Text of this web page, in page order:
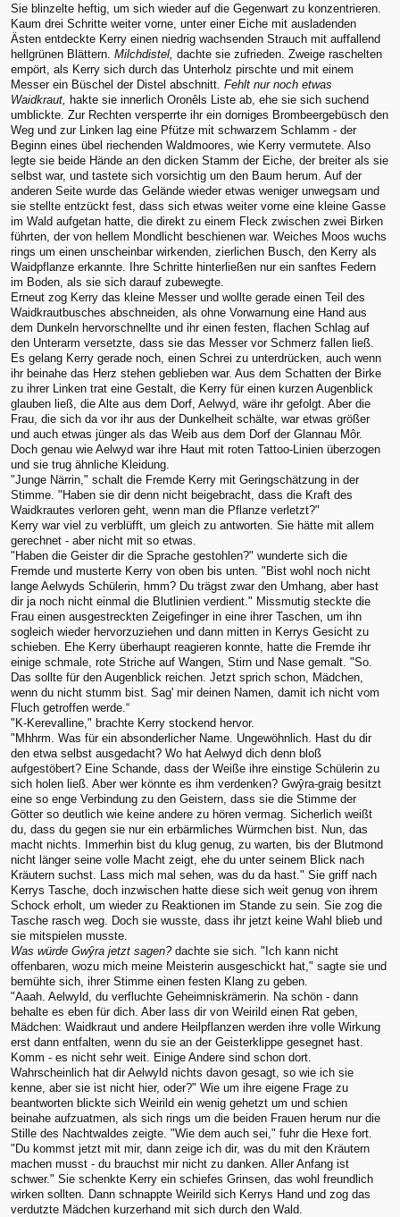
Sie blinzelte heftig, um sich wieder auf die Gegenwart zu konzentrieren.
Kaum drei Schritte weiter vorne, unter einer Eiche mit ausladenden
Ästen entdeckte Kerry einen niedrig wachsenden Strauch mit auffallend
hellgrünen Blättern. Milchdistel, dachte sie zufrieden. Zweige raschelten
empört, als Kerry sich durch das Unterholz pirschte und mit einem
Messer ein Büschel der Distel abschnitt. Fehlt nur noch etwas
Waidkraut, hakte sie innerlich Oronêls Liste ab, ehe sie sich suchend
umblickte. Zur Rechten versperrte ihr ein dorniges Brombeergebüsch den
Weg und zur Linken lag eine Pfütze mit schwarzem Schlamm - der
Beginn eines übel riechenden Waldmoores, wie Kerry vermutete. Also
legte sie beide Hände an den dicken Stamm der Eiche, der breiter als sie
selbst war, und tastete sich vorsichtig um den Baum herum. Auf der
anderen Seite wurde das Gelände wieder etwas weniger unwegsam und
sie stellte entzückt fest, dass sich etwas weiter vorne eine kleine Gasse
im Wald aufgetan hatte, die direkt zu einem Fleck zwischen zwei Birken
führten, der von hellem Mondlicht beschienen war. Weiches Moos wuchs
rings um einen unscheinbar wirkenden, zierlichen Busch, den Kerry als
Waidpflanze erkannte. Ihre Schritte hinterließen nur ein sanftes Federn
im Boden, als sie sich darauf zubewegte.
Erneut zog Kerry das kleine Messer und wollte gerade einen Teil des
Waidkrautbusches abschneiden, als ohne Vorwarnung eine Hand aus
dem Dunkeln hervorschnellte und ihr einen festen, flachen Schlag auf
den Unterarm versetzte, dass sie das Messer vor Schmerz fallen ließ.
Es gelang Kerry gerade noch, einen Schrei zu unterdrücken, auch wenn
ihr beinahe das Herz stehen geblieben war. Aus dem Schatten der Birke
zu ihrer Linken trat eine Gestalt, die Kerry für einen kurzen Augenblick
glauben ließ, die Alte aus dem Dorf, Aelwyd, wäre ihr gefolgt. Aber die
Frau, die sich da vor ihr aus der Dunkelheit schälte, war etwas größer
und auch etwas jünger als das Weib aus dem Dorf der Glannau Môr.
Doch genau wie Aelwyd war ihre Haut mit roten Tattoo-Linien überzogen
und sie trug ähnliche Kleidung.
"Junge Närrin," schalt die Fremde Kerry mit Geringschätzung in der
Stimme. "Haben sie dir denn nicht beigebracht, dass die Kraft des
Waidkrautes verloren geht, wenn man die Pflanze verletzt?"
Kerry war viel zu verblüfft, um gleich zu antworten. Sie hätte mit allem
gerechnet - aber nicht mit so etwas.
"Haben die Geister dir die Sprache gestohlen?" wunderte sich die
Fremde und musterte Kerry von oben bis unten. "Bist wohl noch nicht
lange Aelwyds Schülerin, hmm? Du trägst zwar den Umhang, aber hast
dir ja noch nicht einmal die Blutlinien verdient." Missmutig steckte die
Frau einen ausgestreckten Zeigefinger in eine ihrer Taschen, um ihn
sogleich wieder hervorzuziehen und dann mitten in Kerrys Gesicht zu
schieben. Ehe Kerry überhaupt reagieren konnte, hatte die Fremde ihr
einige schmale, rote Striche auf Wangen, Stirn und Nase gemalt. "So.
Das sollte für den Augenblick reichen. Jetzt sprich schon, Mädchen,
wenn du nicht stumm bist. Sag' mir deinen Namen, damit ich nicht vom
Fluch getroffen werde.“
"K-Kerevalline," brachte Kerry stockend hervor.
"Mhhrm. Was für ein absonderlicher Name. Ungewöhnlich. Hast du dir
den etwa selbst ausgedacht? Wo hat Aelwyd dich denn bloß
aufgestöbert? Eine Schande, dass der Weiße ihre einstige Schülerin zu
sich holen ließ. Aber wer könnte es ihm verdenken? Gwŷra-graig besitzt
eine so enge Verbindung zu den Geistern, dass sie die Stimme der
Götter so deutlich wie keine andere zu hören vermag. Sicherlich weißt
du, dass du gegen sie nur ein erbärmliches Würmchen bist. Nun, das
macht nichts. Immerhin bist du klug genug, zu warten, bis der Blutmond
nicht länger seine volle Macht zeigt, ehe du unter seinem Blick nach
Kräutern suchst. Lass mich mal sehen, was du da hast." Sie griff nach
Kerrys Tasche, doch inzwischen hatte diese sich weit genug von ihrem
Schock erholt, um wieder zu Reaktionen im Stande zu sein. Sie zog die
Tasche rasch weg. Doch sie wusste, dass ihr jetzt keine Wahl blieb und
sie mitspielen musste.
Was würde Gwŷra jetzt sagen?dachte sie sich. "Ich kann nicht
offenbaren, wozu mich meine Meisterin ausgeschickt hat," sagte sie und
bemühte sich, ihrer Stimme einen festen Klang zu geben.
"Aaah. Aelwyld, du verfluchte Geheimniskrämerin. Na schön - dann
behalte es eben für dich. Aber lass dir von Weirild einen Rat geben,
Mädchen: Waidkraut und andere Heilpflanzen werden ihre volle Wirkung
erst dann entfalten, wenn du sie an der Geisterklippe gesegnet hast.
Komm - es nicht sehr weit. Einige Andere sind schon dort.
Wahrscheinlich hat dir Aelwyld nichts davon gesagt, so wie ich sie
kenne, aber sie ist nicht hier, oder?" Wie um ihre eigene Frage zu
beantworten blickte sich Weirild ein wenig gehetzt um und schien
beinahe aufzuatmen, als sich rings um die beiden Frauen herum nur die
Stille des Nachtwaldes zeigte. "Wie dem auch sei," fuhr die Hexe fort.
"Du kommst jetzt mit mir, dann zeige ich dir, was du mit den Kräutern
machen musst - du brauchst mir nicht zu danken. Aller Anfang ist
schwer." Sie schenkte Kerry ein schiefes Grinsen, das wohl freundlich
wirken sollten. Dann schnappte Weirild sich Kerrys Hand und zog das
verdutzte Mädchen kurzerhand mit sich durch den Wald.